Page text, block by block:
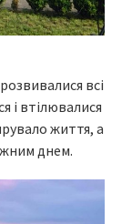
всі
і втілювалися
життя, а
днем.